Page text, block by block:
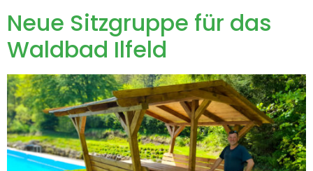
Neue Sitzgruppe für das
Waldbad Ilfeld